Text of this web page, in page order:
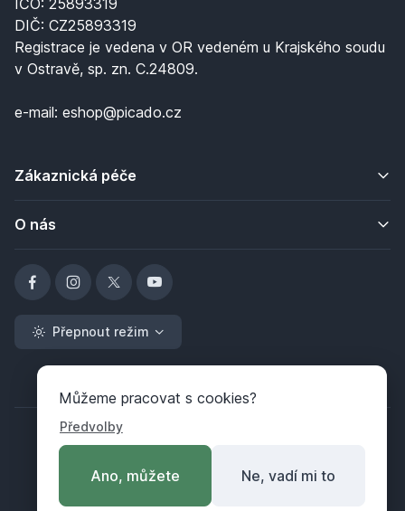
DIČ: CZ25893319
Registrace je vedena v OR vedeném u Krajského soudu
v Ostravě, sp. zn. C.24809.
e-mail: eshop@picado.cz
Zákaznická péče
O nás
Přepnout režim
Můžeme pracovat s cookies?
Předvolby
Ano, můžete Ne, vadí mi to